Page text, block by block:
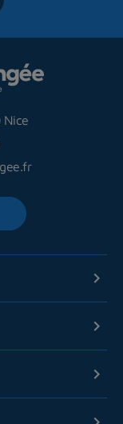
Nice


